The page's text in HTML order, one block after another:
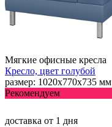
Мягкие офисные кресла
Кресло, цвет голубой
размер: 1020х770х735 мм
Рекомендуем
доставка от 1 дня